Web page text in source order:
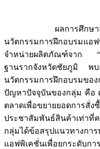
ผลการศึกษาสภาพ
นวัตกรรมการฝึกอบรมแอ
จำหน่ายผลิตภัณฑ์จาก “
ฐานรากจังหวัดชัยภูมิ พบ
นวัตกรรมการฝึกอบรมข
ปัญหาปัจจุบันของกลุ่ม คือ
ตลาดเพื่อขยายยอดก
ประชาสัมพันธ์สินค้าเท่า
กลุ่มได้ข้อสรุปแนวทางกา
แอฟพิเคชั่นเพื่อยกระดั